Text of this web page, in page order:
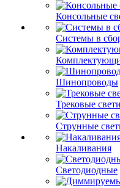
Консольные
Системы в
Шинопроводы
Трековые
Струнные
Накаливания
Светодиодные